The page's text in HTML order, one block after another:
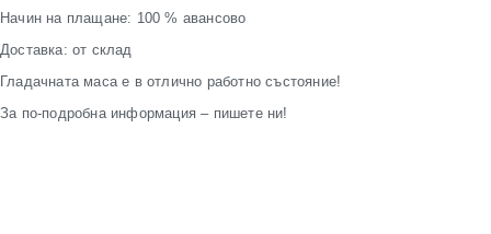
Начин на плащане: 100 % авансово
Доставка: от склад
Гладачната маса е в отлично работно състояние!
За по-подробна информация – пишете ни!